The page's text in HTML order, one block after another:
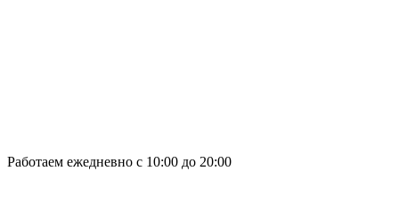
Работаем ежедневно с 10:00 до 20:00